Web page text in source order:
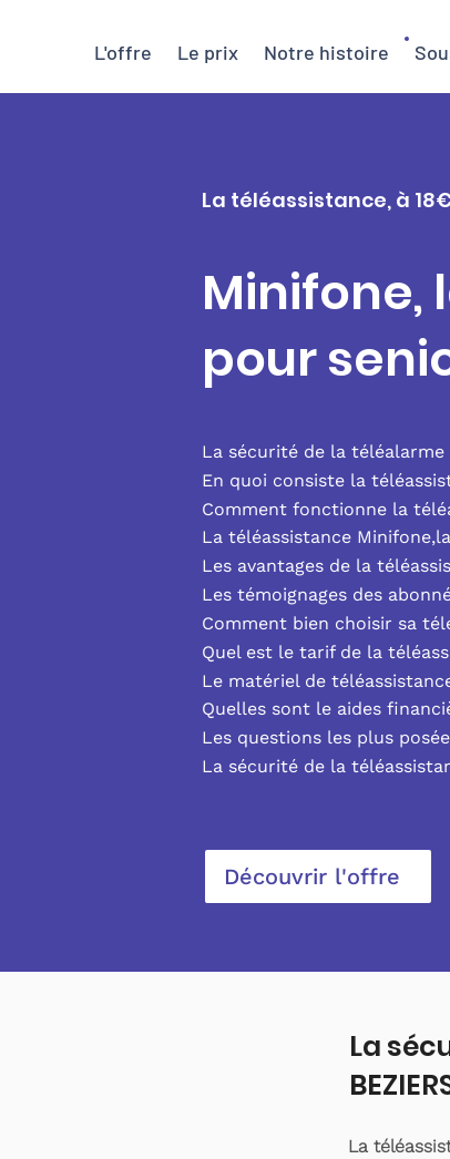
L'offre Le prix Notre histoire
La téléassistance, à 18€
pour
La sécurité de la téléalarme
En quoi consiste la
Comment fonctionne la
La téléassistance
Les avantages de la
Les témoignages des
Comment bien choisir sa
Quel est le tarif de la
Le matériel de
Quelles sont le aides
Les questions les plus
La sécurité de la
Découvrir l'offre
La
La